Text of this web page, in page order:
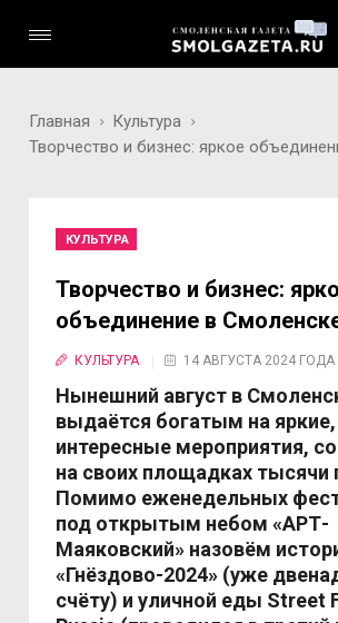
Главная
Культура
Творчество и бизнес: яркое
КУЛЬТУРА
Творчество и бизнес:
объединение в
КУЛЬТУРА 14 АВГУСТА 2024 ГОДА
Нынешний август в
выдаётся богатым на яркие,
интересные мероприятия,
на своих площадках тысячи
Помимо еженедельных
под открытым небом «АРТ-
Маяковский» назовём
«Гнёздово-2024» (уже
счёту) и уличной еды Street